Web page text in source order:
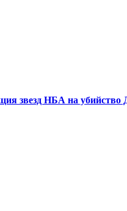
звезд НБА на